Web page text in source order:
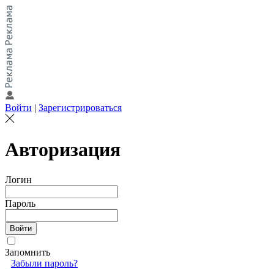
Войти | Зарегистрироваться
Авторизация
Логин
Пароль
Запомнить
Забыли пароль?